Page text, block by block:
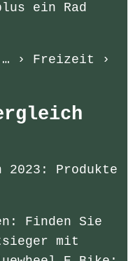
ein Rad
› Freizeit ›
Produkte
Finden Sie
mit